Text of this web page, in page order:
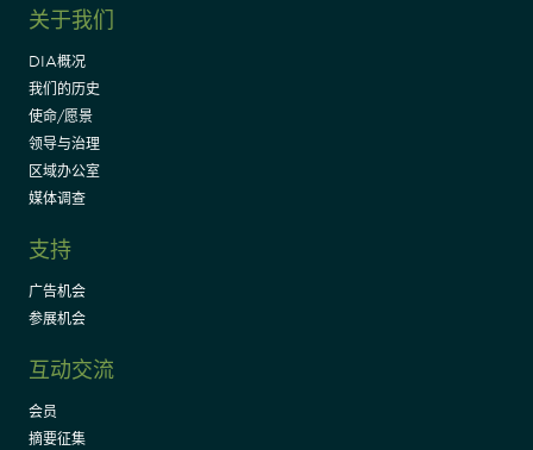
关于我们
DIA概况
我们的历史
使命/愿景
领导与治理
区域办公室
媒体调查
支持
广告机会
参展机会
互动交流
会员
摘要征集